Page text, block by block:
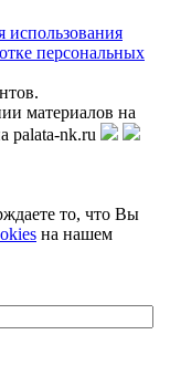
использования
персональных
материалов на
palata-nk.ru
то, что Вы
на нашем